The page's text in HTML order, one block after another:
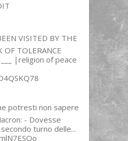
VISITED BY THE
OF TOLERANCE
|religion of peace
potresti non sapere
- Dovesse
turno delle...